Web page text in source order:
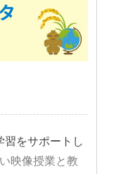
習をサポートし
映像授業と教